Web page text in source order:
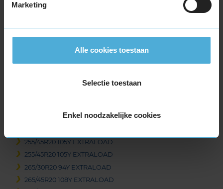
Marketing
Alle cookies toestaan
Selectie toestaan
Enkel noodzakelijke cookies
295/40R19 108Y EXTRALOAD
20-inch banden
245/45R20 103W EXTRALOAD
245/45R20 103Y EXTRALOAD
255/45R20 105V EXTRALOAD
255/45R20 105Y EXTRALOAD
255/45R20 105Y EXTRALOAD
265/30R20 94Y EXTRALOAD
265/45R20 108Y EXTRALOAD